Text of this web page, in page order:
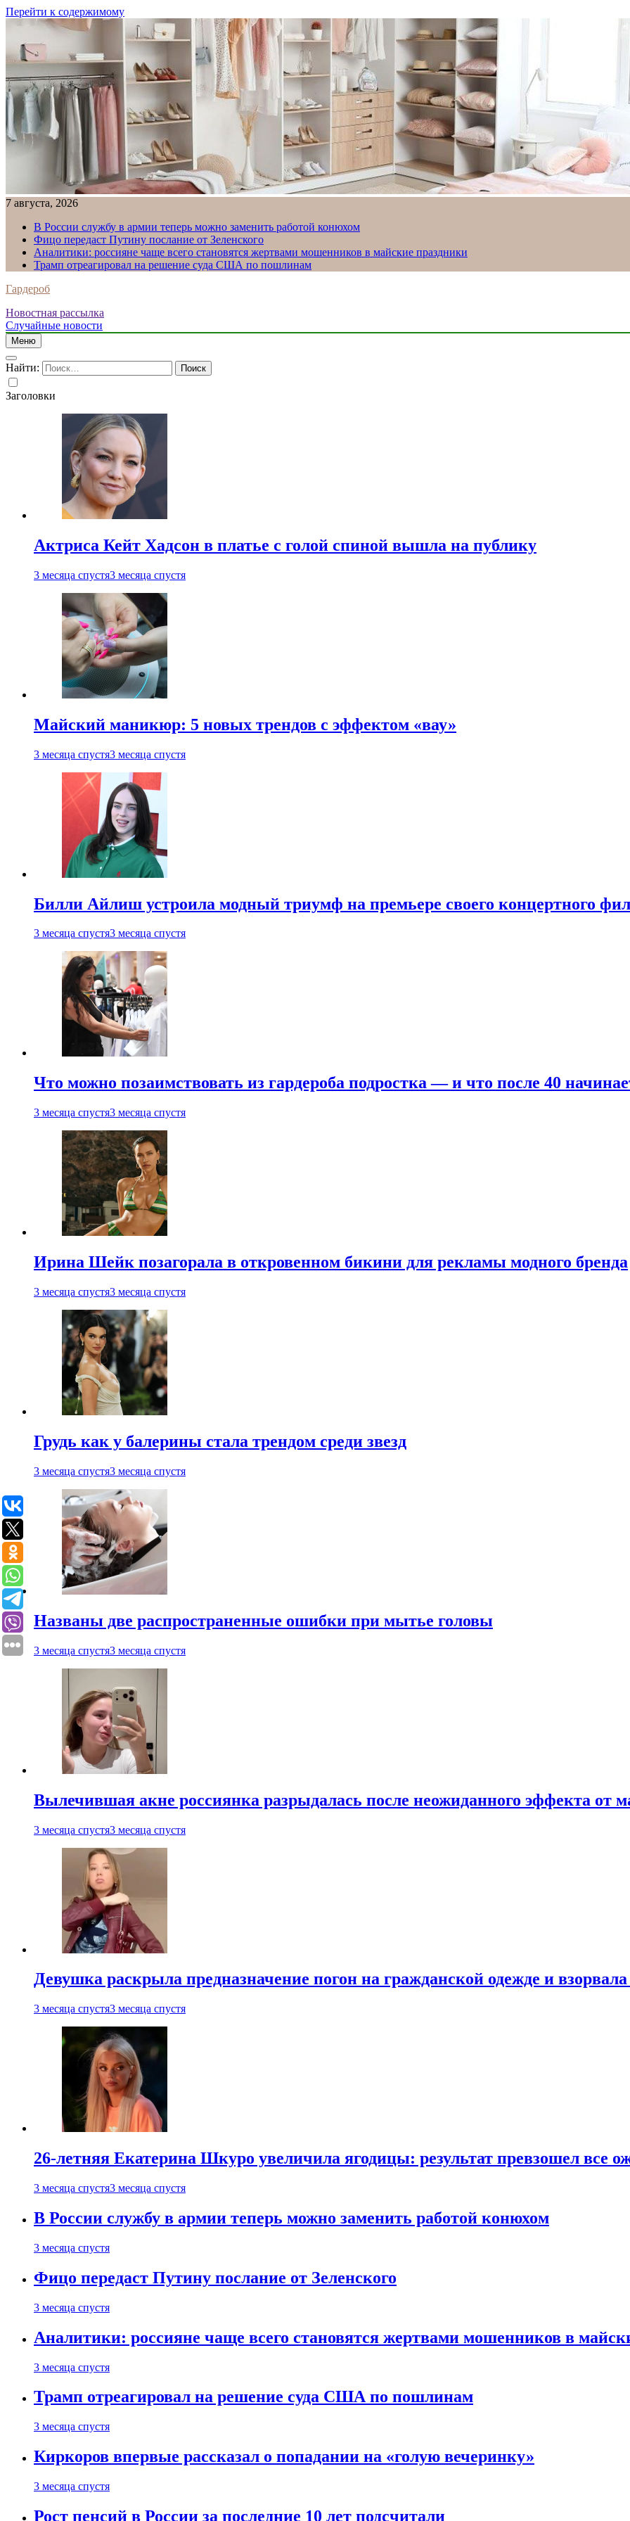
Перейти к содержимому
7 августа, 2026
В России службу в армии теперь можно заменить работой конюхом
Фицо передаст Путину послание от Зеленского
Аналитики: россияне чаще всего становятся жертвами мошенников в майские праздники
Трамп отреагировал на решение суда США по пошлинам
Гардероб
Новостная рассылка
Случайные новости
Меню
Найти:
Заголовки
Актриса Кейт Хадсон в платье с голой спиной вышла на публику
3 месяца спустя3 месяца спустя
Майский маникюр: 5 новых трендов с эффектом «вау»
3 месяца спустя3 месяца спустя
Билли Айлиш устроила модный триумф на премьере своего концертного
3 месяца спустя3 месяца спустя
Что можно позаимствовать из гардероба подростка — и что после 40
3 месяца спустя3 месяца спустя
Ирина Шейк позагорала в откровенном бикини для рекламы модного бренда
3 месяца спустя3 месяца спустя
Грудь как у балерины стала трендом среди звезд
3 месяца спустя3 месяца спустя
Названы две распространенные ошибки при мытье головы
3 месяца спустя3 месяца спустя
Вылечившая акне россиянка разрыдалась после неожиданного эффекта от
3 месяца спустя3 месяца спустя
Девушка раскрыла предназначение погон на гражданской одежде и взорвала
3 месяца спустя3 месяца спустя
26-летняя Екатерина Шкуро увеличила ягодицы: результат превзошел все
3 месяца спустя3 месяца спустя
В России службу в армии теперь можно заменить работой конюхом
3 месяца спустя
Фицо передаст Путину послание от Зеленского
3 месяца спустя
Аналитики: россияне чаще всего становятся жертвами мошенников в
3 месяца спустя
Трамп отреагировал на решение суда США по пошлинам
3 месяца спустя
Киркоров впервые рассказал о попадании на «голую вечеринку»
3 месяца спустя
Рост пенсий в России за последние 10 лет подсчитали